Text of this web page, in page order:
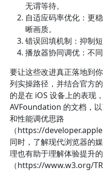
无谓等待。
自适应码率优化：更
晰画质。
错误回填机制：抑制
播放器协同调优：不
要让这些改进真正落地到
列实操路径，并结合官方
的是在 iOS 设备上的表现
AVFoundation 的文档，
和性能调优思路
（https://
同时，了解现代浏览器的
理也有助于理解体验提升
（https://www.w3.org/